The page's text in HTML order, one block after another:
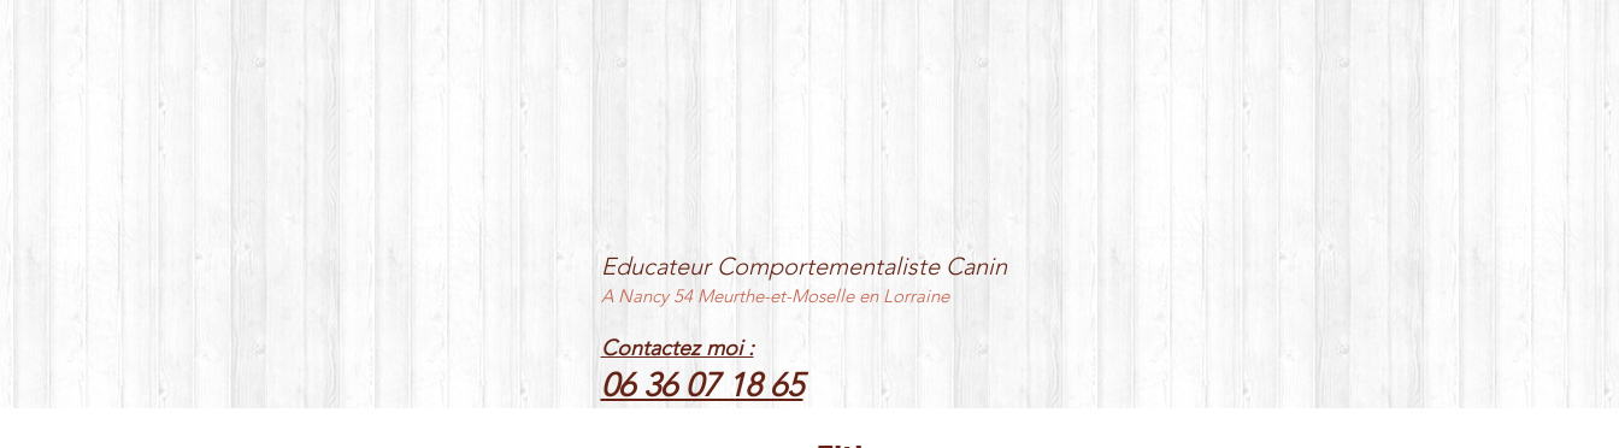
Educateur Comportementaliste Canin
A Nancy 54 Meurthe-et-Moselle en Lorraine
Contactez moi :
06 36 07 18 65